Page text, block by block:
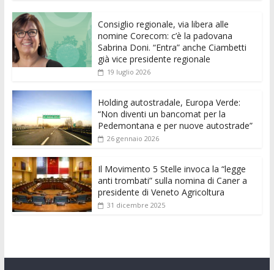
e
b
o
o
k
itt
er l
at
s
A
p
e
n
g
di
t
k
e
dI
n
di
vi
Consiglio regionale, via libera alle
nomine Corecom: c’è la padovana
Sabrina Doni. “Entra” anche Ciambetti
già vice presidente regionale
19 luglio 2026
Holding autostradale, Europa Verde:
“Non diventi un bancomat per la
Pedemontana e per nuove autostrade”
26 gennaio 2026
Il Movimento 5 Stelle invoca la “legge
anti trombati” sulla nomina di Caner a
presidente di Veneto Agricoltura
31 dicembre 2025